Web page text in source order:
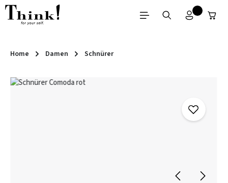
Zum Hauptinhalt springen
Home Damen Schnürer
Bildergalerie überspringen